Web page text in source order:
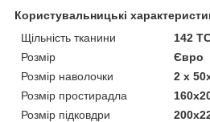
Користувальницькі
Щільність тканини
142
Розмір
Євро
Розмір наволочки
2 x
Розмір простирадла
Розмір підковдри